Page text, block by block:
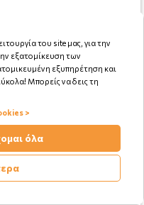
Sustenium my Vita D
me Strong Συμπλήρωμα
με Βιταμίνη D …
55 Oranges
του site μας, για την
εξατομίκευση των
εξυπηρέτηση και
Μπορείς να δεις τη
>
όλα